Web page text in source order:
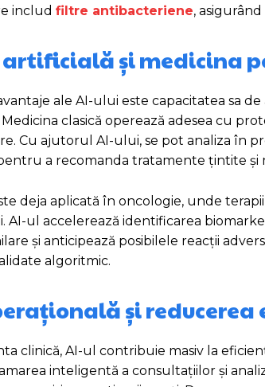
includ filtre antibacteriene,
și medicina
ale AI-ului este capacitatea sa
clasică operează adesea cu
Cu ajutorul AI-ului, se pot analiza în
a recomanda tratamente țintite și
deja aplicată în oncologie, unde
AI-ul accelerează identificarea
și anticipează posibilele reacții
algoritmic.
și reducerea
clinică, AI-ul contribuie masiv la
inteligentă a consultațiilor și